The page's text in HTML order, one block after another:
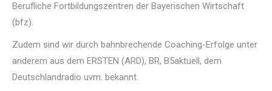
Berufliche Fortbildungszentren der Bayerischen Wirtschaft
(bfz).
Zudem sind wir durch bahnbrechende Coaching-Erfolge unter
anderem aus dem ERSTEN (ARD), BR, B5aktuell, dem
Deutschlandradio uvm. bekannt.